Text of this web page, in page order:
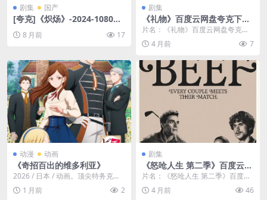
剧集 国产
[夸克]《炽炀》-2024-1080P
剧-[CN]
8 月前 17
剧集
《礼物》百度云网盘夸克下载.
阿里云盘.中字.(2026)
片名：《礼物》百度云网盘夸克下
载.阿里云盘.中字.(2026) 分类：剧
集 又名...
4 月前 7
动漫 动画
《奇招百出的维多利亚》
2026 / 日本 / 动画。顶尖特务克萝
伊脱离组织后，改名换姓，以维多
利亚的身...
1 月前 2
剧集
《怒呛人生 第二季》百度云网
盘夸克下载.阿里云盘.中字.(20
26)
片名：《怒呛人生 第二季》百度云
网盘夸克下载.阿里云盘.中字.(202
6) 分类...
4 月前 46